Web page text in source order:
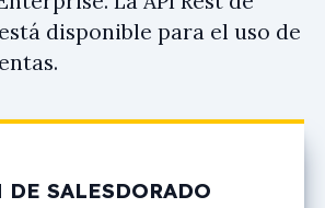
disponible para el uso de
SALESDORADO